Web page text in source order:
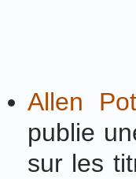
Allen
publie
sur les